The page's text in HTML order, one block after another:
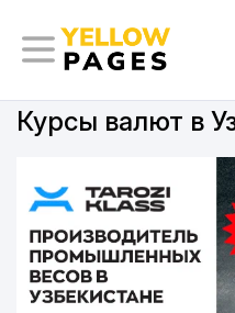
Курсы валют в